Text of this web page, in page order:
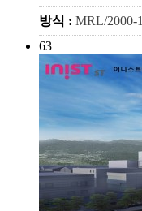
방식 : MRL/2000-1
63